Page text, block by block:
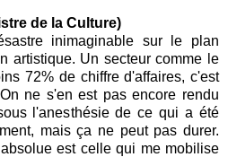
de la Culture)
inimaginable sur le plan
artistique. Un secteur comme le
72% de chiffre d'affaires, c'est
ne s'en est pas encore rendu
l'anesthésie de ce qui a été
mais ça ne peut pas durer.
est celle qui me mobilise